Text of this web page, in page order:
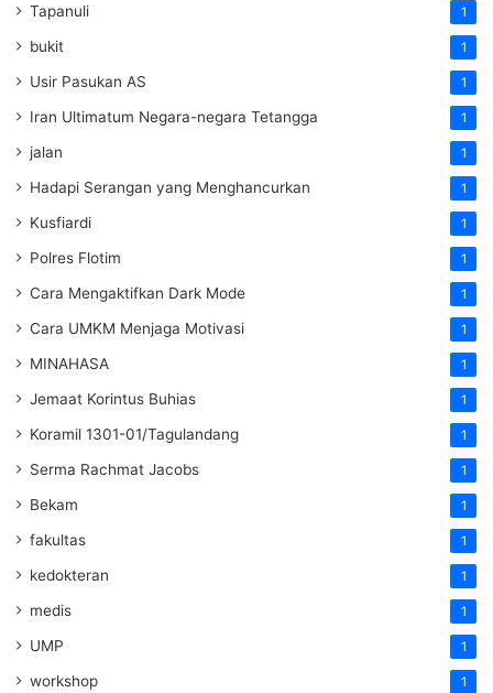
Tapanuli 1
bukit 1
Usir Pasukan AS 1
Iran Ultimatum Negara-negara Tetangga 1
jalan 1
Hadapi Serangan yang Menghancurkan 1
Kusfiardi 1
Polres Flotim 1
Cara Mengaktifkan Dark Mode 1
Cara UMKM Menjaga Motivasi 1
MINAHASA 1
Jemaat Korintus Buhias 1
Koramil 1301-01/Tagulandang 1
Serma Rachmat Jacobs 1
Bekam 1
fakultas 1
kedokteran 1
medis 1
UMP 1
workshop 1